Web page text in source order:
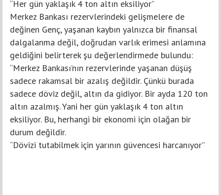
“Her gün yaklaşık 4 ton altın eksiliyor”
Merkez Bankası rezervlerindeki gelişmelere de
değinen Genç, yaşanan kaybın yalnızca bir finansal
dalgalanma değil, doğrudan varlık erimesi anlamına
geldiğini belirterek şu değerlendirmede bulundu:
“Merkez Bankası’nın rezervlerinde yaşanan düşüş
sadece rakamsal bir azalış değildir. Çünkü burada
sadece döviz değil, altın da gidiyor. Bir ayda 120 ton
altın azalmış. Yani her gün yaklaşık 4 ton altın
eksiliyor. Bu, herhangi bir ekonomi için olağan bir
durum değildir.
“Dövizi tutabilmek için yarının güvencesi harcanıyor”